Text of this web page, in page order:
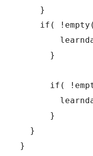
    }
if(
      }
if(
      }
  }
}